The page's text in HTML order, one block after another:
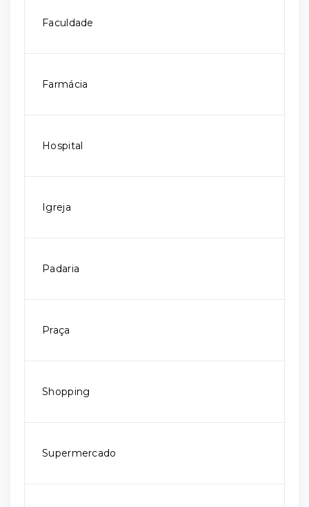
Faculdade
Farmácia
Hospital
Igreja
Padaria
Praça
Shopping
Supermercado